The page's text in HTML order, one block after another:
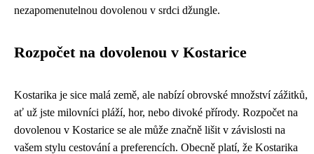
nezapomenutelnou dovolenou v srdci džungle.
Rozpočet na dovolenou v Kostarice
Kostarika je sice malá země, ale nabízí obrovské množství zážitků,
ať už jste milovníci pláží, hor, nebo divoké přírody. Rozpočet na
dovolenou v Kostarice se ale může značně lišit v závislosti na
vašem stylu cestování a preferencích. Obecně platí, že Kostarika